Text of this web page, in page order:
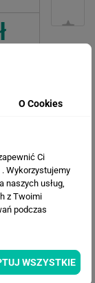
O Cookies
Ci
Wykorzystujemy
naszych usług,
z Twoimi
podczas
WSZYSTKIE